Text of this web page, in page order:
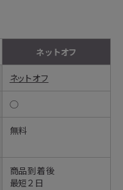
ネットオフ
ネットオフ
◯
無料
商品到着後
最短２日